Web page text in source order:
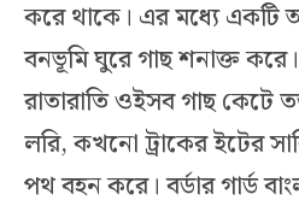
করে থাকে। এর মধ্যে একটি
বনভূমি ঘুরে গাছ শনাক্ত
রাতারাতি ওইসব গাছ কেটে
লরি, কখনো ট্রাকের ইটের
পথ বহন করে। বর্ডার গার্ড